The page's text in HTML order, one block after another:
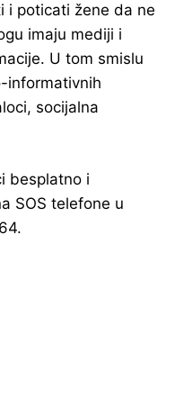
i poticati žene da ne
imaju mediji i
U tom smislu
informativnih
socijalna
besplatno i
SOS telefone u